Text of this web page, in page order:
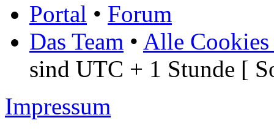
Portal • Forum
Das Team • Alle Cookies
sind UTC + 1 Stunde [
Impressum